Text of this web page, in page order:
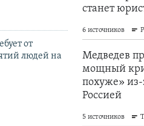
от
людей на